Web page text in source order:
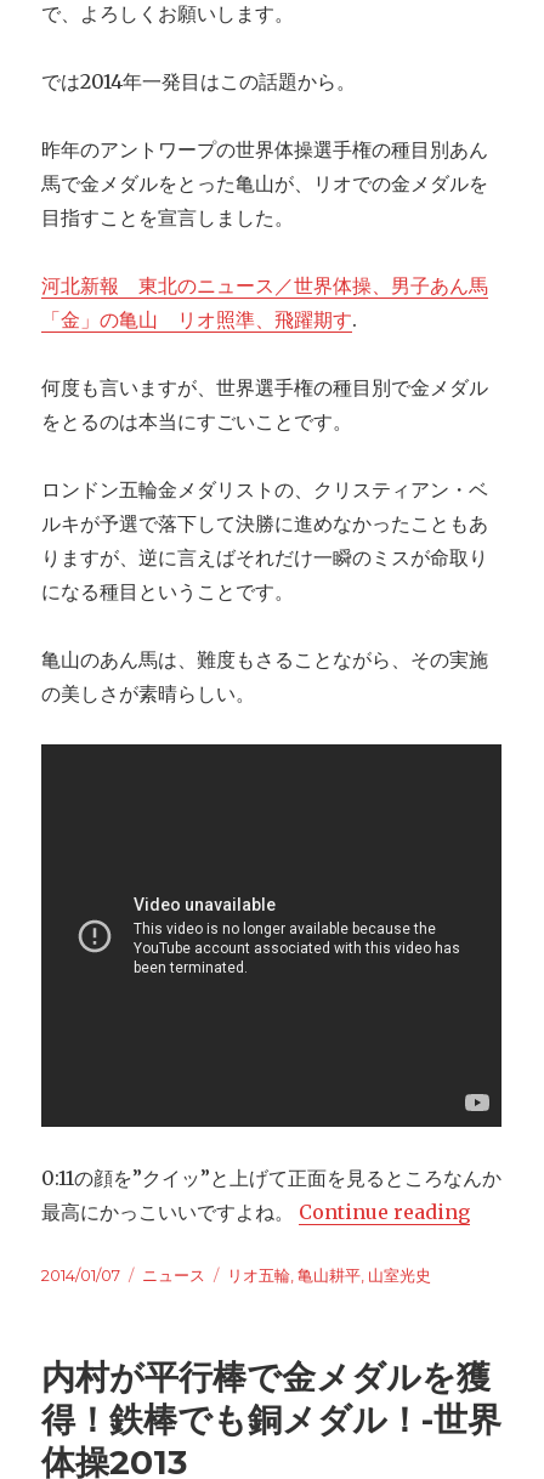
で、よろしくお願いします。
では2014年一発目はこの話題から。
昨年のアントワープの世界体操選手権の種目別あん
馬で金メダルをとった亀山が、リオでの金メダルを
目指すことを宣言しました。
河北新報 東北のニュース／世界体操、男子あん馬
「金」の亀山 リオ照準、飛躍期す.
何度も言いますが、世界選手権の種目別で金メダル
をとるのは本当にすごいことです。
ロンドン五輪金メダリストの、クリスティアン・ベ
ルキが予選で落下して決勝に進めなかったこともあ
りますが、逆に言えばそれだけ一瞬のミスが命取り
になる種目ということです。
亀山のあん馬は、難度もさることながら、その実施
の美しさが素晴らしい。
0:11の顔を”クイッ”と上げて正面を見るところなんか
最高にかっこいいですよね。 Continue reading
Posted
2014/01/07 Categories
ニュース Tags
リオ五輪 ,亀山耕平 山室光史
内村が平行棒で金メダルを獲
得！鉄棒でも銅メダル！-世界
体操2013